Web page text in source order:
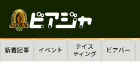
新着記事 イベント
テイス
ティング
ビアバー